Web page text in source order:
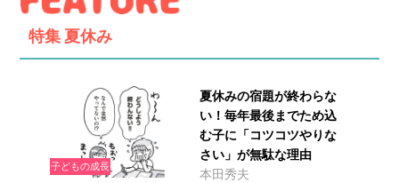
特集 夏休み
子どもの成長
夏休みの宿題が終わらな
い！毎年最後までため込
む子に「コツコツやりな
さい」が無駄な理由
本田秀夫